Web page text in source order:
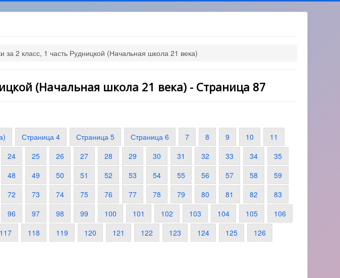
за 2 класс, 1 часть Рудницкой (Начальная школа 21 века)
(Начальная школа 21 века) - Страница 87
Страница 4 Страница 5 Страница 6 7 8 9 10
11
24 25 26 27 28 29 30 31 32 33 34
35
48 49 50 51 52 53 54 55 56 57 58
59
72 73 74 75 76 77 78 79 80 81 82
83
96 97 98 99 100 101 102 103 104 105
106
117 118 119 120 121 122 123 124 125 126